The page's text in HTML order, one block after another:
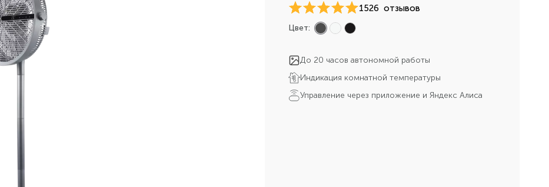
1526 отзывов
Цвет:
До 20 часов автономной работы
Индикация комнатной температуры
Управление через приложение и Яндекс Алиса